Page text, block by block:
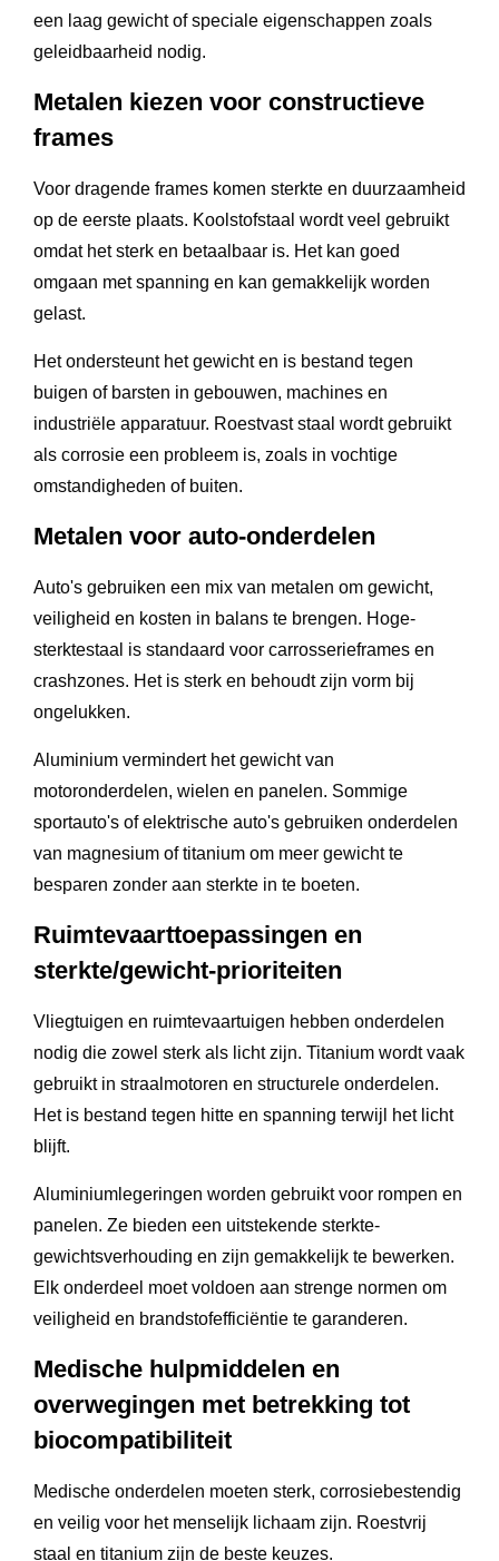
een laag gewicht of speciale eigenschappen zoals
geleidbaarheid nodig.
Metalen kiezen voor constructieve
frames
Voor dragende frames komen sterkte en duurzaamheid
op de eerste plaats. Koolstofstaal wordt veel gebruikt
omdat het sterk en betaalbaar is. Het kan goed
omgaan met spanning en kan gemakkelijk worden
gelast.
Het ondersteunt het gewicht en is bestand tegen
buigen of barsten in gebouwen, machines en
industriële apparatuur. Roestvast staal wordt gebruikt
als corrosie een probleem is, zoals in vochtige
omstandigheden of buiten.
Metalen voor auto-onderdelen
Auto's gebruiken een mix van metalen om gewicht,
veiligheid en kosten in balans te brengen. Hoge-
sterktestaal is standaard voor carrosserieframes en
crashzones. Het is sterk en behoudt zijn vorm bij
ongelukken.
Aluminium vermindert het gewicht van
motoronderdelen, wielen en panelen. Sommige
sportauto's of elektrische auto's gebruiken onderdelen
van magnesium of titanium om meer gewicht te
besparen zonder aan sterkte in te boeten.
Ruimtevaarttoepassingen en
sterkte/gewicht-prioriteiten
Vliegtuigen en ruimtevaartuigen hebben onderdelen
nodig die zowel sterk als licht zijn. Titanium wordt vaak
gebruikt in straalmotoren en structurele onderdelen.
Het is bestand tegen hitte en spanning terwijl het licht
blijft.
Aluminiumlegeringen worden gebruikt voor rompen en
panelen. Ze bieden een uitstekende sterkte-
gewichtsverhouding en zijn gemakkelijk te bewerken.
Elk onderdeel moet voldoen aan strenge normen om
veiligheid en brandstofefficiëntie te garanderen.
Medische hulpmiddelen en
overwegingen met betrekking tot
biocompatibiliteit
Medische onderdelen moeten sterk, corrosiebestendig
en veilig voor het menselijk lichaam zijn. Roestvrij
staal en titanium zijn de beste keuzes.